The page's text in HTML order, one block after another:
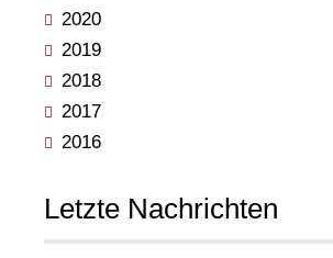
2020
2019
2018
2017
2016
Letzte Nachrichten